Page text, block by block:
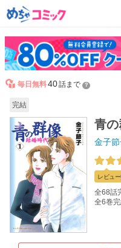
毎日無料40話まで ？
完結
青の
金子
レビュー
全68話
全6巻